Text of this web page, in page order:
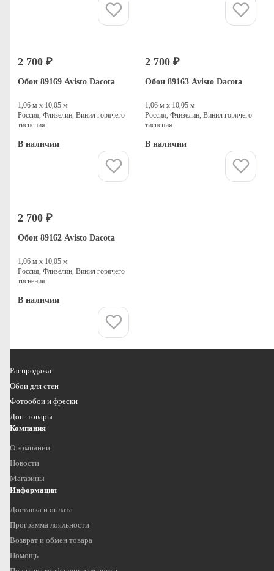
2 700 ₽
Обои 89169 Avisto Dacota
1,06 м х 10,05 м
Россия, Флизелин, Винил горячего
тиснения
В наличии
2 700 ₽
Обои 89163 Avisto Dacota
1,06 м х 10,05 м
Россия, Флизелин, Винил горячего
тиснения
В наличии
2 700 ₽
Обои 89162 Avisto Dacota
1,06 м х 10,05 м
Россия, Флизелин, Винил горячего
тиснения
В наличии
Распродажа
Обои для стен
Фотообои и фрески
Доп. товары
Компания
О компании
Новости
Магазины
Информация
Доставка и оплата
Программа лояльности
Возврат и обмен товара
Помощь